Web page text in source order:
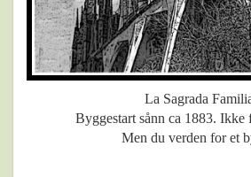
La Sagrada
Byggestart sånn ca 1883. Ikke
Men du verden for et